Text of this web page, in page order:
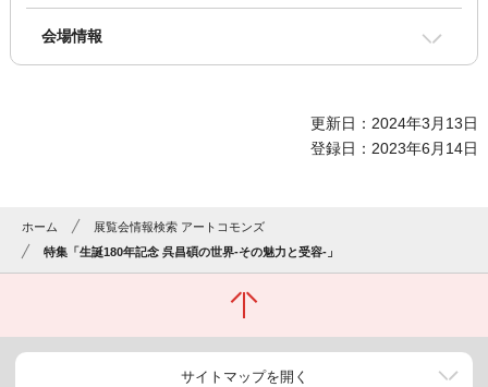
会場情報
更新日：2024年3月13日
登録日：2023年6月14日
ホーム
展覧会情報検索 アートコモンズ
特集「生誕180年記念 呉昌碩の世界-その魅力と受容-」
サイトマップを開く